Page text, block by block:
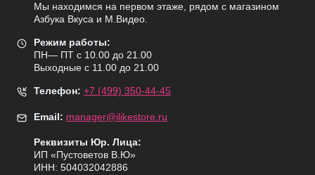
Мы находимся на первом этаже, рядом с магазином
Азбука Вкуса и М.Видео.
Режим работы:
ПН— ПТ с 10.00 до 21.00
Выходные с 11.00 до 21.00
Телефон: +7 (499) 350-44-45
Email: manager@ilikestore.ru
Реквизиты Юр. Лица:
ИП «Пуcтоветов В.Ю»
ИНН: 504032042886